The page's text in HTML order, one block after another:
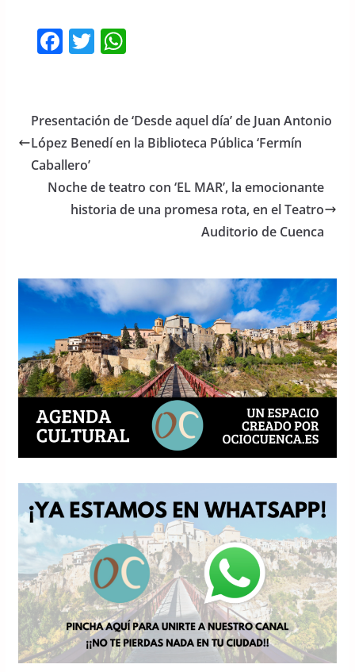
F
e
b
o
o
k
T
er
W
s
A
p
Presentación de ‘Desde aquel día’ de Juan Antonio
López Benedí en la Biblioteca Pública ‘Fermín
Caballero’
Noche de teatro con ‘EL MAR’, la emocionante
historia de una promesa rota, en el Teatro
Auditorio de Cuenca